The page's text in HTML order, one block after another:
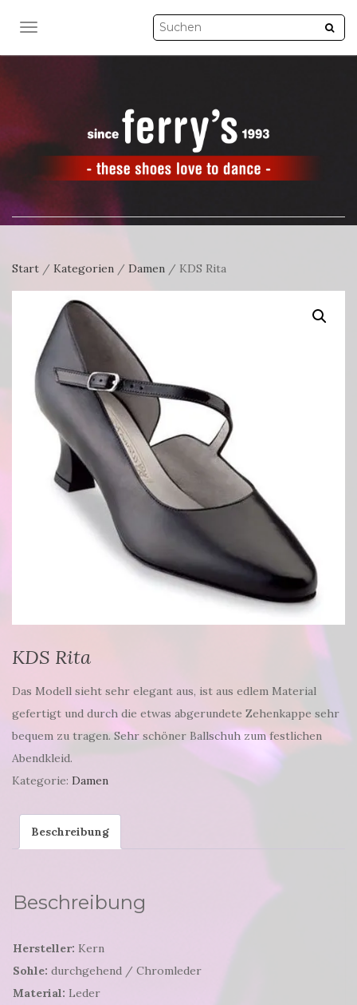
NAVIGATION UMSCHALTEN
Start / Kategorien / Damen / KDS Rita
KDS Rita
Das Modell sieht sehr elegant aus, ist aus edlem Material
gefertigt und durch die etwas abgerundete Zehenkappe sehr
bequem zu tragen. Sehr schöner Ballschuh zum festlichen
Abendkleid.
Kategorie: Damen
Beschreibung
Beschreibung
Hersteller: Kern
Sohle: durchgehend / Chromleder
Material: Leder